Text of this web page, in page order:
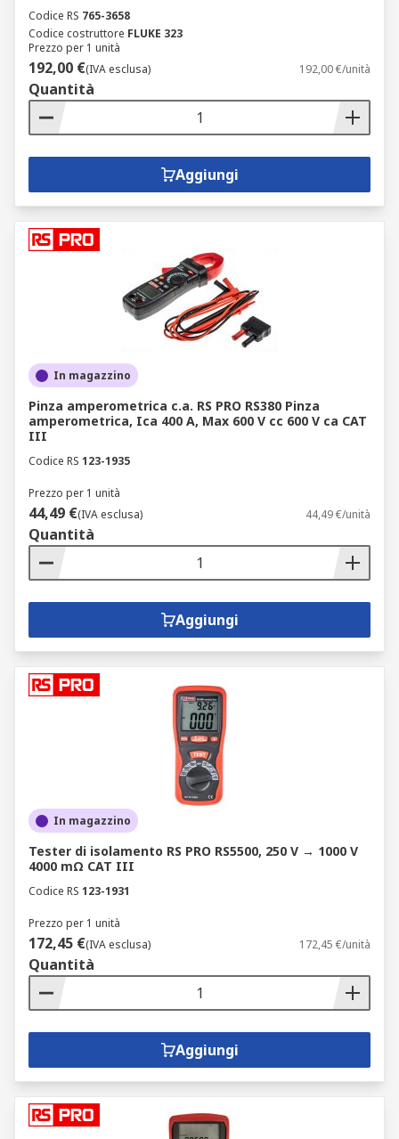
Codice RS 765-3658
Codice costruttore FLUKE 323
Prezzo per 1 unità
192,00 €(IVA esclusa) 192,00 €/unità
Quantità
Aggiungi
In magazzino
Pinza amperometrica c.a. RS PRO RS380 Pinza
amperometrica, Ica 400 A, Max 600 V cc 600 V ca CAT
III
Codice RS 123-1935
Prezzo per 1 unità
44,49 €(IVA esclusa) 44,49 €/unità
Quantità
Aggiungi
In magazzino
Tester di isolamento RS PRO RS5500, 250 V → 1000 V
4000 mΩ CAT III
Codice RS 123-1931
Prezzo per 1 unità
172,45 €(IVA esclusa) 172,45 €/unità
Quantità
Aggiungi